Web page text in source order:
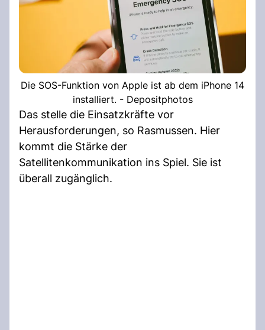
Die SOS-Funktion von Apple ist ab dem iPhone 14
installiert. - Depositphotos
Das stelle die Einsatzkräfte vor
Herausforderungen, so Rasmussen. Hier
kommt die Stärke der
Satellitenkommunikation ins Spiel. Sie ist
überall zugänglich.